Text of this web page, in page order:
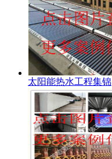
太阳能热水工程集锦